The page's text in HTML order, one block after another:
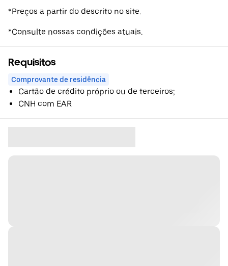
*Preços a partir do descrito no site.
*Consulte nossas condições atuais.
Requisitos
Comprovante de residência
Cartão de crédito próprio ou de terceiros;
CNH com EAR